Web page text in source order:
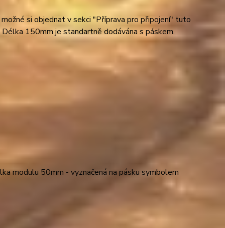
si objednat v sekci "Příprava pro připojení" tuto
150mm je standartně dodávána s páskem.
modulu 50mm - vyznačená na pásku symbolem